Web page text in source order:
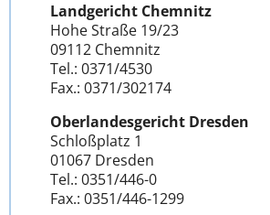
Landgericht Chemnitz
Hohe Straße 19/23
09112 Chemnitz
Tel.: 0371/4530
Fax.: 0371/302174
Oberlandesgericht Dresden
Schloßplatz 1
01067 Dresden
Tel.: 0351/446-0
Fax.: 0351/446-1299